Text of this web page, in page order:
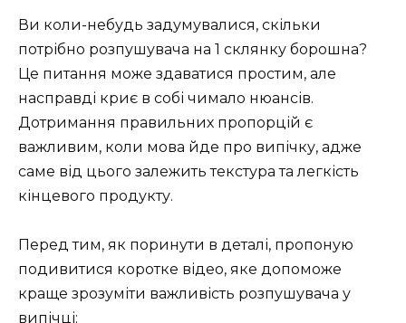
Ви коли-небудь задумувалися, скільки
потрібно розпушувача на 1 склянку борошна?
Це питання може здаватися простим, але
насправді криє в собі чимало нюансів.
Дотримання правильних пропорцій є
важливим, коли мова йде про випічку, адже
саме від цього залежить текстура та легкість
кінцевого продукту.
Перед тим, як поринути в деталі, пропоную
подивитися коротке відео, яке допоможе
краще зрозуміти важливість розпушувача у
випічці: